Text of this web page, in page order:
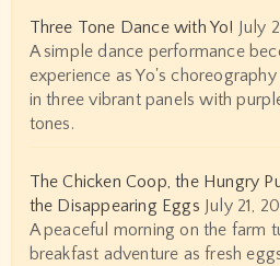
Three Tone Dance with Yo! July
A simple dance performance
experience as Yo's
in three vibrant panels with
tones.
The Chicken Coop, the Hungry
the Disappearing Eggs July 21,
A peaceful morning on the farm
breakfast adventure as fresh